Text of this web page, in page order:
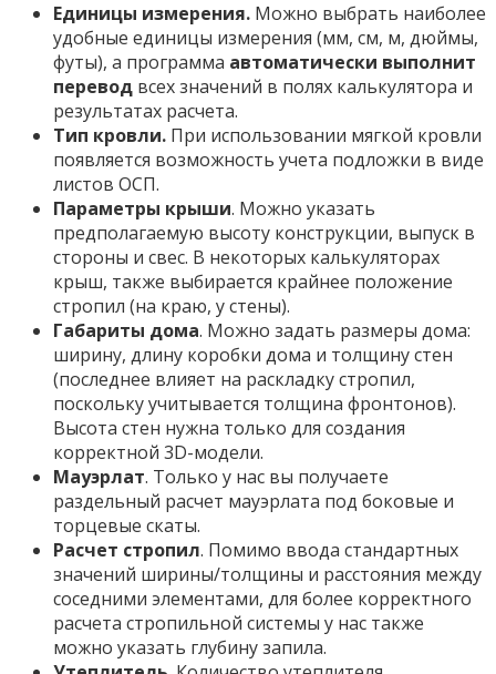
Единицы измерения. Можно выбрать наиболее
удобные единицы измерения (мм, см, м, дюймы,
футы), а программа автоматически выполнит
перевод всех значений в полях калькулятора и
результатах расчета.
Тип кровли. При использовании мягкой кровли
появляется возможность учета подложки в виде
листов ОСП.
Параметры крыши. Можно указать
предполагаемую высоту конструкции, выпуск в
стороны и свес. В некоторых калькуляторах
крыш, также выбирается крайнее положение
стропил (на краю, у стены).
Габариты дома. Можно задать размеры дома:
ширину, длину коробки дома и толщину стен
(последнее влияет на раскладку стропил,
поскольку учитывается толщина фронтонов).
Высота стен нужна только для создания
корректной 3D-модели.
Мауэрлат. Только у нас вы получаете
раздельный расчет мауэрлата под боковые и
торцевые скаты.
Расчет стропил. Помимо ввода стандартных
значений ширины/толщины и расстояния между
соседними элементами, для более корректного
расчета стропильной системы у нас также
можно указать глубину запила.